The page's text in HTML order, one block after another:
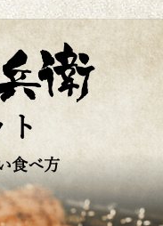
食べ方